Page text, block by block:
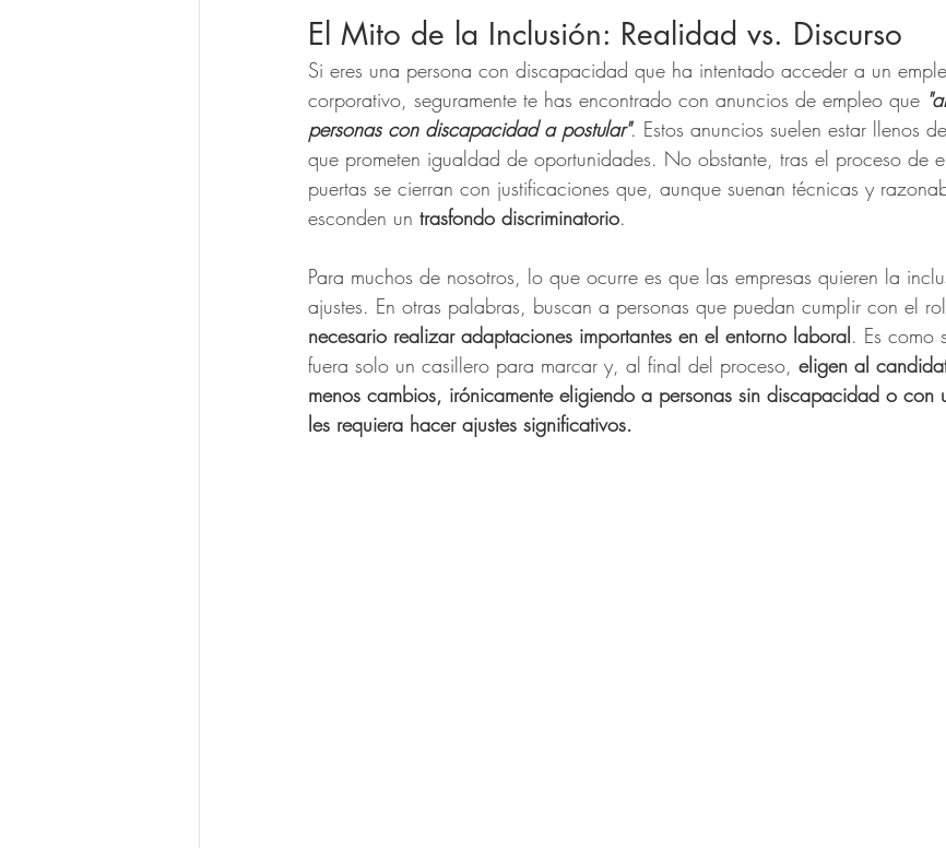
El Mito de la Inclusión: Realidad vs. Discurso
Si eres una persona con discapacidad que ha intentado acceder a un
corporativo, seguramente te has encontrado con anuncios de empleo que
personas con discapacidad a postular". Estos anuncios suelen estar llenos
que prometen igualdad de oportunidades. No obstante, tras el proceso de
puertas se cierran con justificaciones que, aunque suenan técnicas y
esconden un trasfondo discriminatorio.
Para muchos de nosotros, lo que ocurre es que las empresas quieren la
ajustes. En otras palabras, buscan a personas que puedan cumplir con el rol
necesario realizar adaptaciones importantes en el entorno laboral. Es como
fuera solo un casillero para marcar y, al final del proceso, eligen al
menos cambios, irónicamente eligiendo a personas sin discapacidad o con
les requiera hacer ajustes significativos.